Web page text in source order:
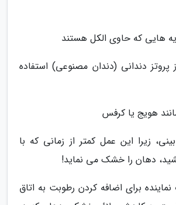
هایی که حاوی الکل هستند
پروتز دندانی (دندان مصنوعی) استفاده
هویج یا کرفس
زیرا این عمل کمتر از زمانی که با
دهان را خشک می نماید!
برای اضافه کردن رطوبت به اتاق